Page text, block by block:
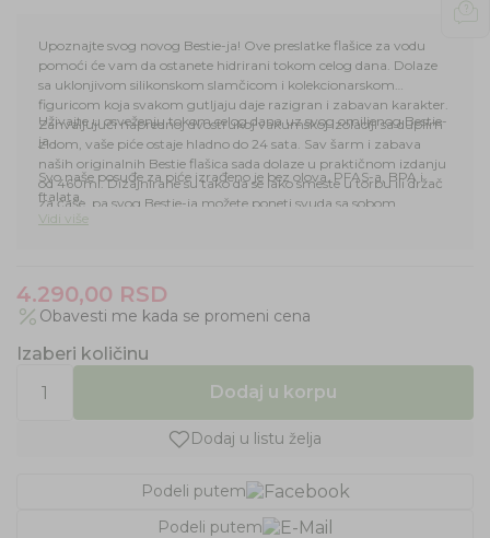
Upoznajte svog novog Bestie-ja! Ove preslatke flašice za vodu
pomoći će vam da ostanete hidrirani tokom celog dana. Dolaze
sa uklonjivom silikonskom slamčicom i kolekcionarskom
figuricom koja svakom gutljaju daje razigran i zabavan karakter.
Zahvaljujući naprednoj dvostrukoj vakumskoj izolaciji sa duplim
zidom, vaše piće ostaje hladno do 24 sata. Sav šarm i zabava
naših originalnih Bestie flašica sada dolaze u praktičnom izdanju
od 460ml. Dizajnirane su tako da se lako smeste u torbu ili držač
za čaše, pa svog Bestie-ja možete poneti svuda sa sobom.
Uživajte u osveženju tokom celog dana uz svog omiljenog Bestie-
ja.
Svo naše posuđe za piće izrađeno je bez olova, PFAS-a, BPA i
ftalata.
Vidi više
4.290,00 RSD
Obavesti me kada se promeni cena
Izaberi količinu
Dodaj u korpu
Dodaj u listu želja
Podeli putem
Podeli putem